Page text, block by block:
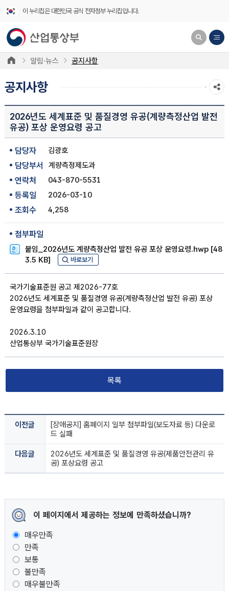
이 누리집은 대한민국 공식 전자정부 누리집입니다.
알림·뉴스 공지사항
공지사항
2026년도 세계표준 및 품질경영 유공(계량측정산업 발전
유공) 포상 운영요령 공고
담당자 김광호
담당부서 계량측정제도과
연락처 043-870-5531
등록일 2026-03-10
조회수 4,258
첨부파일
붙임_2026년도 계량측정산업 발전 유공 포상 운영요령.hwp [48
3.5 KB]
바로보기
국가기술표준원 공고 제2026-77호
2026년도 세계표준 및 품질경영 유공(계량측정산업 발전 유공) 포상
운영요령을 첨부파일과 같이 공고합니다.
2026.3.10
산업통상부 국가기술표준원장
목록
이전글
[장애공지] 홈페이지 일부 첨부파일(보도자료 등) 다운로
드 실패
다음글
2026년도 세계표준 및 품질경영 유공(제품안전관리 유
공) 포상요령 공고
이 페이지에서 제공하는 정보에 만족하셨습니까?
매우만족
만족
보통
불만족
매우불만족